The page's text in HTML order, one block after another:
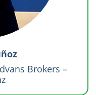
Brokers –